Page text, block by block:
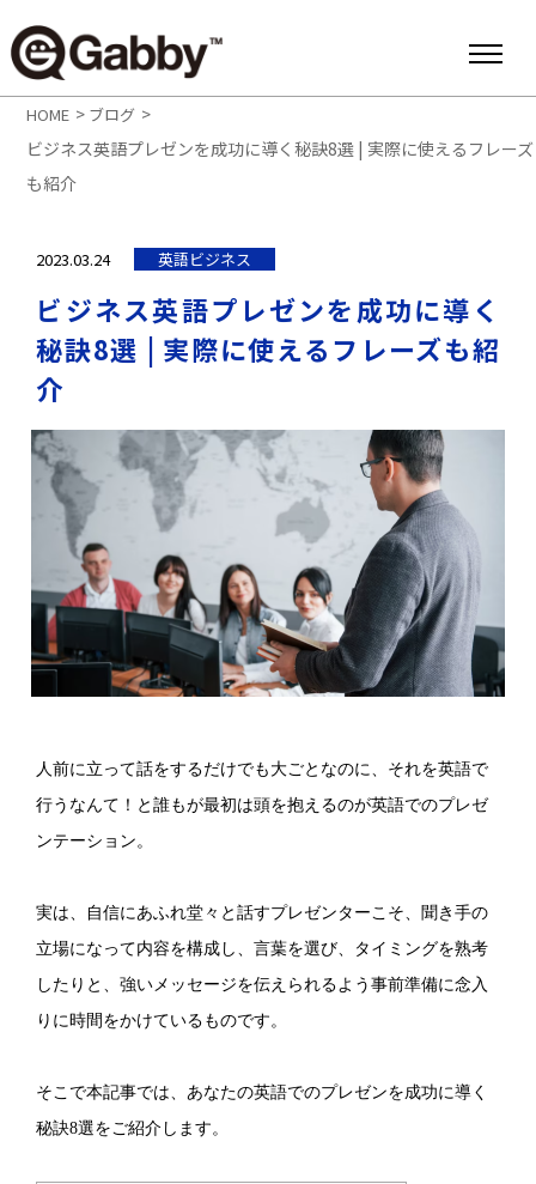
HOME > ブログ >
ビジネス英語プレゼンを成功に導く秘訣8選 | 実際に使えるフレーズ
も紹介
2023.03.24 英語ビジネス
ビジネス英語プレゼンを成功に導く
秘訣8選 | 実際に使えるフレーズも紹
介
人前に立って話をするだけでも大ごとなのに、それを英語で
行うなんて！と誰もが最初は頭を抱えるのが英語でのプレゼ
ンテーション。
実は、自信にあふれ堂々と話すプレゼンターこそ、聞き手の
立場になって内容を構成し、言葉を選び、タイミングを熟考
したりと、強いメッセージを伝えられるよう事前準備に念入
りに時間をかけているものです。
そこで本記事では、あなたの英語でのプレゼンを成功に導く
秘訣8選をご紹介します。